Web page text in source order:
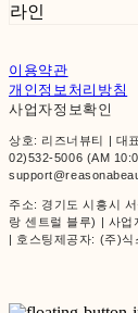
라인
이용약관
개인정보처리방침
사업자정보확인
상호: 리즈너뷰티 | 대
02)532-5006 (AM
주소: 경기도 시흥시
랑 센트럴 블루) | 사업
| 호스팅제공자: (주)식